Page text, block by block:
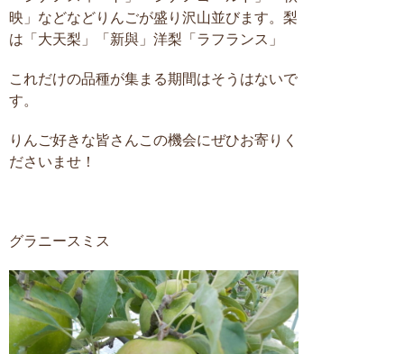
映」などなどりんごが盛り沢山並びます。梨
は「大天梨」「新與」洋梨「ラフランス」
これだけの品種が集まる期間はそうはないで
す。
りんご好きな皆さんこの機会にぜひお寄りく
ださいませ！
グラニースミス